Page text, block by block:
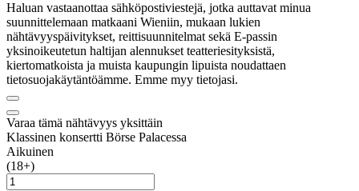
Haluan vastaanottaa sähköpostiviestejä, jotka auttavat minua
suunnittelemaan matkaani Wieniin, mukaan lukien
nähtävyyspäivitykset, reittisuunnitelmat sekä E-passin
yksinoikeutetun haltijan alennukset teatteriesityksistä,
kiertomatkoista ja muista kaupungin lipuista noudattaen
tietosuojakäytäntöämme. Emme myy tietojasi.
Varaa tämä nähtävyys yksittäin
Klassinen konsertti Börse Palacessa
Aikuinen
(18+)